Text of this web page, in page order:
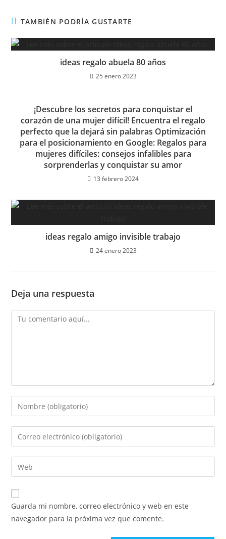
TAMBIÉN PODRÍA GUSTARTE
ideas regalo abuela 80 años
25 enero 2023
¡Descubre los secretos para conquistar el
corazón de una mujer difícil! Encuentra el regalo
perfecto que la dejará sin palabras Optimización
para el posicionamiento en Google: Regalos para
mujeres difíciles: consejos infalibles para
sorprenderlas y conquistar su amor
13 febrero 2024
ideas regalo amigo invisible trabajo
24 enero 2023
Deja una respuesta
Guarda mi nombre, correo electrónico y web en este
navegador para la próxima vez que comente.